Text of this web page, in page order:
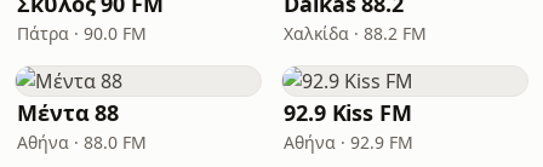
Πάτρα · 90.0 FM Χαλκίδα · 88.2 FM
Μέντα 88
Αθήνα · 88.0 FM
92.9 Kiss FM
Αθήνα · 92.9 FM